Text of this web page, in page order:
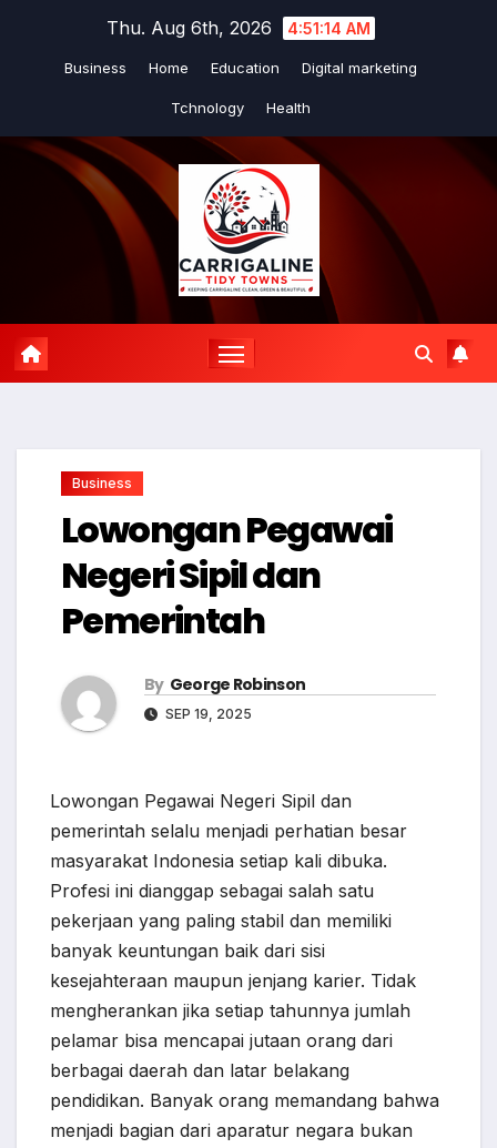
Thu. Aug 6th, 2026 4:51:15 AM
Business Home Education Digital marketing
Tchnology Health
Business
Lowongan Pegawai
Negeri Sipil dan
Pemerintah
By George Robinson
SEP 19, 2025
Lowongan Pegawai Negeri Sipil dan
pemerintah selalu menjadi perhatian besar
masyarakat Indonesia setiap kali dibuka.
Profesi ini dianggap sebagai salah satu
pekerjaan yang paling stabil dan memiliki
banyak keuntungan baik dari sisi
kesejahteraan maupun jenjang karier. Tidak
mengherankan jika setiap tahunnya jumlah
pelamar bisa mencapai jutaan orang dari
berbagai daerah dan latar belakang
pendidikan. Banyak orang memandang bahwa
menjadi bagian dari aparatur negara bukan